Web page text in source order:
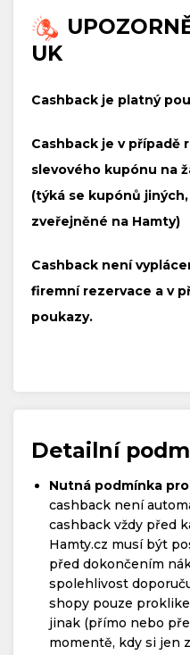
UK
Cashback je platný
Cashback je v případě
slevového kupónu na
(týká se kupónů
zveřejněné na Hamty)
Cashback není
firemní rezervace a v
poukazy.
Detailní
Nutná podmínka
cashback není
cashback vždy před
Hamty.cz musí být
před dokončením
spolehlivost
shopy pouze
jinak (přímo nebo
momentě, kdy si jen